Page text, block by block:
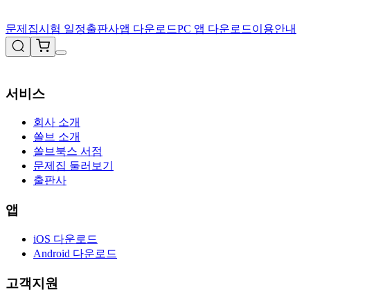
문제집시험 일정출판사앱 다운로드PC 앱 다운로드이용안내
서비스
회사 소개
쏠브 소개
쏠브북스 서점
문제집 둘러보기
출판사
앱
iOS 다운로드
Android 다운로드
고객지원